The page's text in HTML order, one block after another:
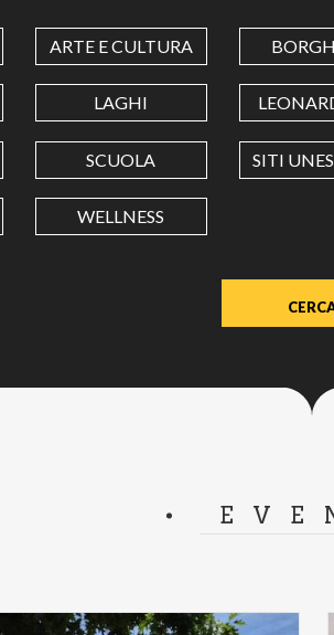
LONGITUDINE
dot
ARTE E CULTURA
LAGHI
SCUOLA SITI
WELLNESS